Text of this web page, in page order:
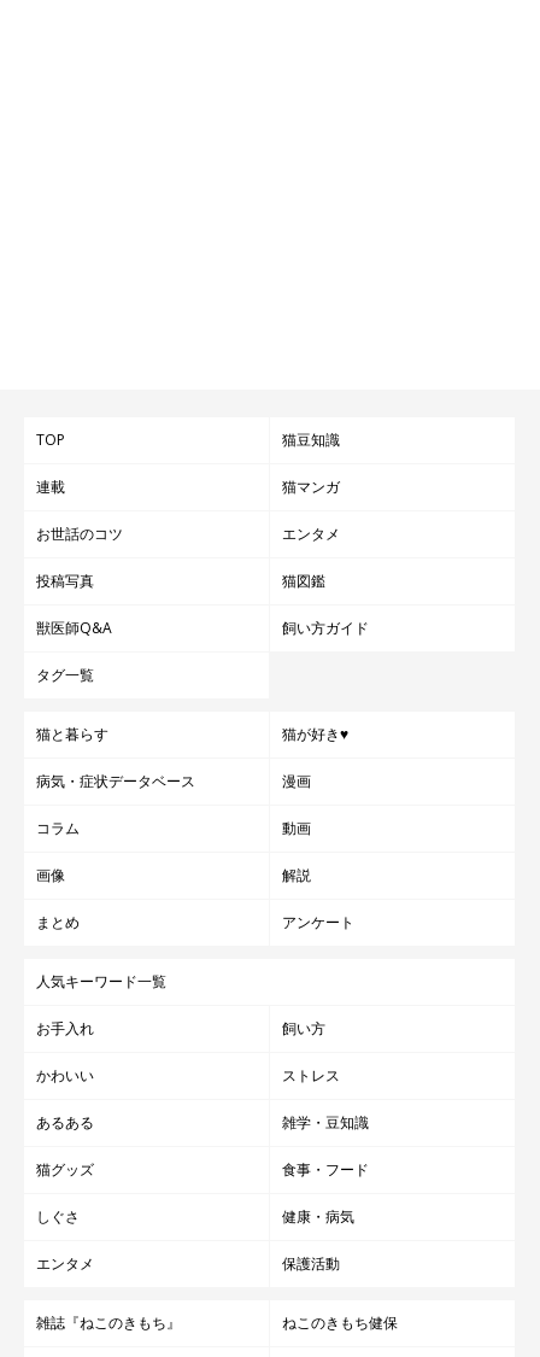
TOP 猫豆知識
連載 猫マンガ
お世話のコツ エンタメ
投稿写真 猫図鑑
獣医師Q&A 飼い方ガイド
タグ一覧
猫と暮らす 猫が好き♥
病気・症状データベース 漫画
コラム 動画
画像 解説
まとめ アンケート
人気キーワード一覧
お手入れ 飼い方
かわいい ストレス
あるある 雑学・豆知識
猫グッズ 食事・フード
しぐさ 健康・病気
エンタメ 保護活動
雑誌『ねこのきもち』 ねこのきもち健保